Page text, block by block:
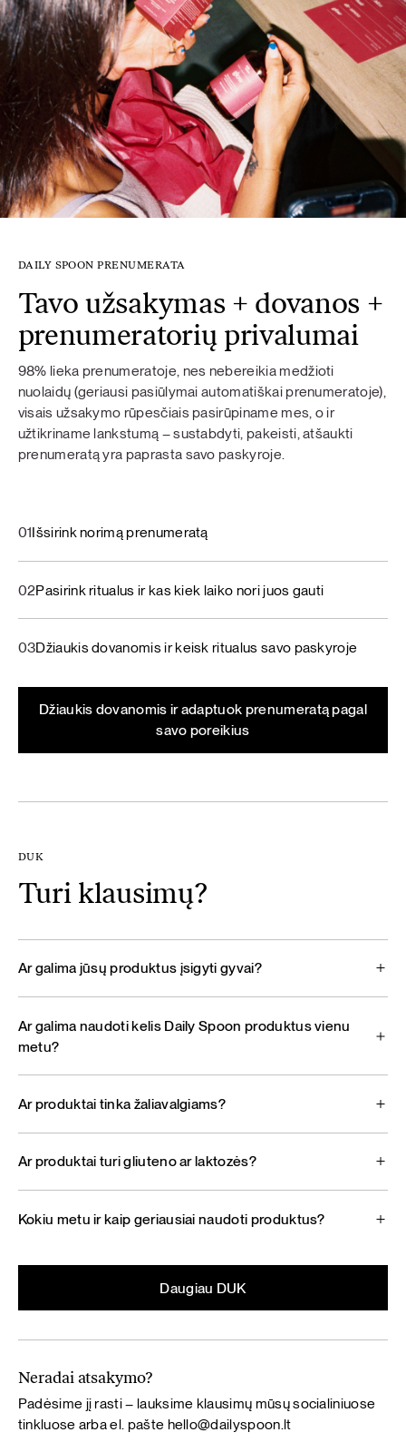
DAILY SPOON PRENUMERATA
Tavo užsakymas + dovanos +
prenumeratorių privalumai
98% lieka prenumeratoje, nes nebereikia medžioti
nuolaidų (geriausi pasiūlymai automatiškai prenumeratoje),
visais užsakymo rūpesčiais pasirūpiname mes, o ir
užtikriname lankstumą – sustabdyti, pakeisti, atšaukti
prenumeratą yra paprasta savo paskyroje.
01Išsirink norimą prenumeratą
02Pasirink ritualus ir kas kiek laiko nori juos gauti
03Džiaukis dovanomis ir keisk ritualus savo paskyroje
Džiaukis dovanomis ir adaptuok prenumeratą pagal
savo poreikius
DUK
Turi klausimų?
Ar galima jūsų produktus įsigyti gyvai?
Ar galima naudoti kelis Daily Spoon produktus vienu
metu?
Ar produktai tinka žaliavalgiams?
Ar produktai turi gliuteno ar laktozės?
Kokiu metu ir kaip geriausiai naudoti produktus?
Daugiau DUK
Neradai atsakymo?
Padėsime jį rasti – lauksime klausimų mūsų socialiniuose
tinkluose arba el. pašte hello@dailyspoon.lt